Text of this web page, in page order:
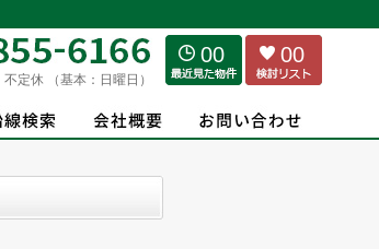
不定休 （基本：日曜日）
00 00